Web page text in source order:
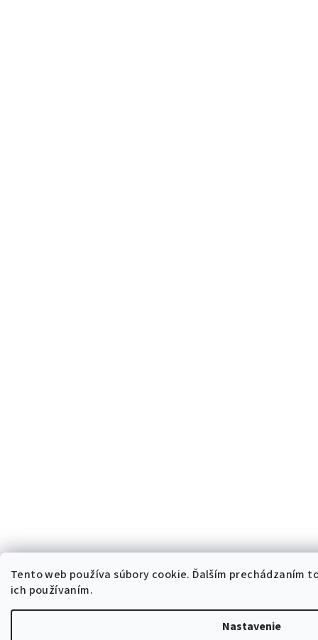
Tento web používa súbory cookie. Ďalším prechádzaním
ich používaním.
Nastavenie